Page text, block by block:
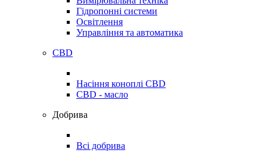
Гідропонні системи
Освітлення
Управління та автоматика
CBD
Насіння коноплі CBD
CBD - масло
Добрива
Всі добрива